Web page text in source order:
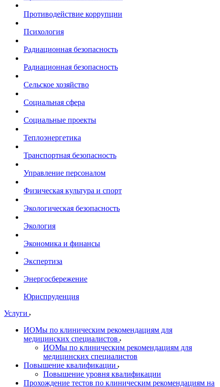
Противодействие коррупции
Психология
Радиационная безопасность
Радиационная безопасность
Сельское хозяйство
Социальная сфера
Социальные проекты
Теплоэнергетика
Транспортная безопасность
Управление персоналом
Физическая культура и спорт
Экологическая безопасность
Экология
Экономика и финансы
Экспертиза
Энергосбережение
Юриспруденция
Услуги
ИОМы по клиническим рекомендациям для
медицинских специалистов
ИОМы по клиническим рекомендациям для
медицинских специалистов
Повышение квалификации
Повышение уровня квалификации
Прохождение тестов по клиническим рекомендациям на